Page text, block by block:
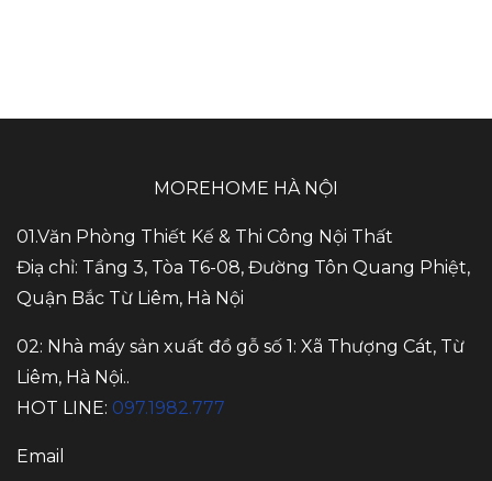
MOREHOME HÀ NỘI
01.Văn Phòng Thiết Kế & Thi Công Nội Thất
Điạ chỉ: Tầng 3, Tòa T6-08, Đường Tôn Quang Phiệt,
Quận Bắc Từ Liêm, Hà Nội
02: Nhà máy sản xuất đồ gỗ số 1: Xã Thượng Cát, Từ
Liêm, Hà Nội..
HOT LINE: 097.1982.777
Email